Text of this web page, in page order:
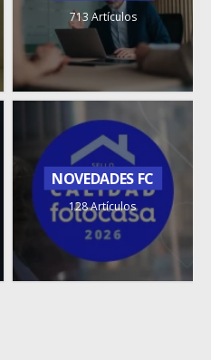
713 Artículos
NOVEDADES FC
128 Artículos